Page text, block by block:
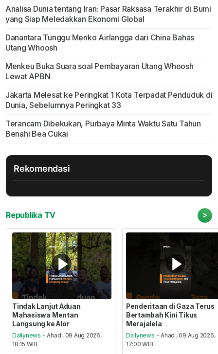
Analisa Dunia tentang Iran: Pasar Raksasa Terakhir di Bumi
yang Siap Meledakkan Ekonomi Global
Danantara Tunggu Menko Airlangga dari China Bahas
Utang Whoosh
Menkeu Buka Suara soal Pembayaran Utang Whoosh
Lewat APBN
Jakarta Melesat ke Peringkat 1 Kota Terpadat Penduduk di
Dunia, Sebelumnya Peringkat 33
Terancam Dibekukan, Purbaya Minta Waktu Satu Tahun
Benahi Bea Cukai
Rekomendasi
Republika TV >
Tindak Lanjut Aduan
Mahasiswa Mentan
Langsung ke Alor
Dailynews - Ahad , 09 Aug 2026,
18:15 WIB
Penderitaan di Gaza Terus
Bertambah Kini Tikus
Merajalela
Dailynews - Ahad , 09 Aug 2026,
17:00 WIB